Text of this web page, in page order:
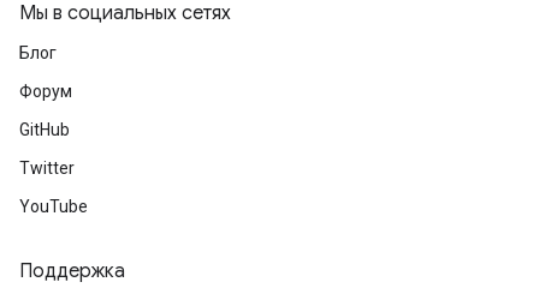
Мы в социальных сетях
Блог
Форум
GitHub
Twitter
YouTube
Поддержка